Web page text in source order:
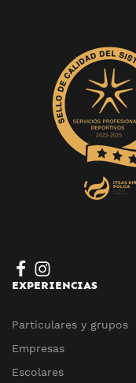
EXPERIENCIAS
Particulares y grupos
Empresas
Escolares